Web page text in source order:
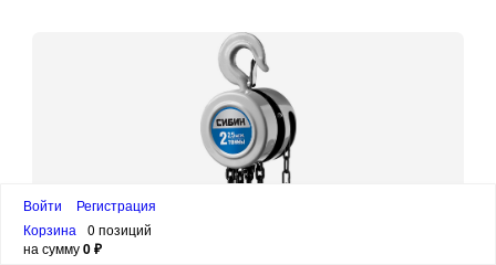
Войти
Регистрация
Корзина
0 позиций
на сумму0 ₽